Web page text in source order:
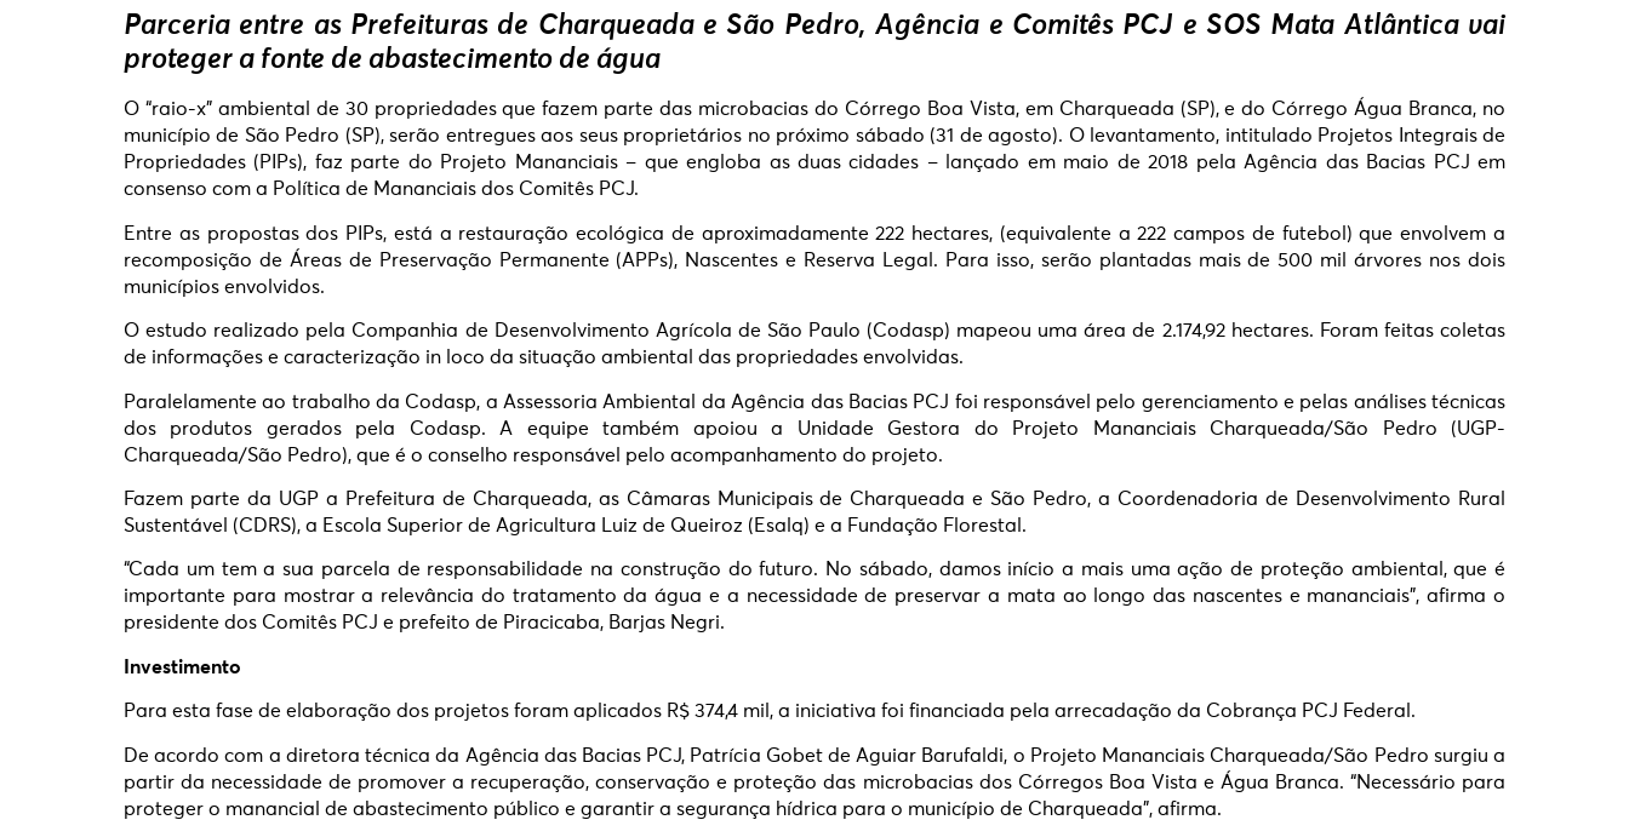
Parceria entre as Prefeituras de Charqueada e São Pedro, Agência e Comitês PCJ e SOS Mata Atlântica vai
proteger a fonte de abastecimento de água
O “raio-x” ambiental de 30 propriedades que fazem parte das microbacias do Córrego Boa Vista, em Charqueada (SP), e do Córrego Água Branca, no
município de São Pedro (SP), serão entregues aos seus proprietários no próximo sábado (31 de agosto). O levantamento, intitulado Projetos Integrais de
Propriedades (PIPs), faz parte do Projeto Mananciais – que engloba as duas cidades – lançado em maio de 2018 pela Agência das Bacias PCJ em
consenso com a Política de Mananciais dos Comitês PCJ.
Entre as propostas dos PIPs, está a restauração ecológica de aproximadamente 222 hectares, (equivalente a 222 campos de futebol) que envolvem a
recomposição de Áreas de Preservação Permanente (APPs), Nascentes e Reserva Legal. Para isso, serão plantadas mais de 500 mil árvores nos dois
municípios envolvidos.
O estudo realizado pela Companhia de Desenvolvimento Agrícola de São Paulo (Codasp) mapeou uma área de 2.174,92 hectares. Foram feitas coletas
de informações e caracterização in loco da situação ambiental das propriedades envolvidas.
Paralelamente ao trabalho da Codasp, a Assessoria Ambiental da Agência das Bacias PCJ foi responsável pelo gerenciamento e pelas análises técnicas
dos produtos gerados pela Codasp. A equipe também apoiou a Unidade Gestora do Projeto Mananciais Charqueada/São Pedro (UGP-
Charqueada/São Pedro), que é o conselho responsável pelo acompanhamento do projeto.
Fazem parte da UGP a Prefeitura de Charqueada, as Câmaras Municipais de Charqueada e São Pedro, a Coordenadoria de Desenvolvimento Rural
Sustentável (CDRS), a Escola Superior de Agricultura Luiz de Queiroz (Esalq) e a Fundação Florestal.
“Cada um tem a sua parcela de responsabilidade na construção do futuro. No sábado, damos início a mais uma ação de proteção ambiental, que é
importante para mostrar a relevância do tratamento da água e a necessidade de preservar a mata ao longo das nascentes e mananciais”, afirma o
presidente dos Comitês PCJ e prefeito de Piracicaba, Barjas Negri.
Investimento
Para esta fase de elaboração dos projetos foram aplicados R$ 374,4 mil, a iniciativa foi financiada pela arrecadação da Cobrança PCJ Federal.
De acordo com a diretora técnica da Agência das Bacias PCJ, Patrícia Gobet de Aguiar Barufaldi, o Projeto Mananciais Charqueada/São Pedro surgiu a
partir da necessidade de promover a recuperação, conservação e proteção das microbacias dos Córregos Boa Vista e Água Branca. “Necessário para
proteger o manancial de abastecimento público e garantir a segurança hídrica para o município de Charqueada”, afirma.